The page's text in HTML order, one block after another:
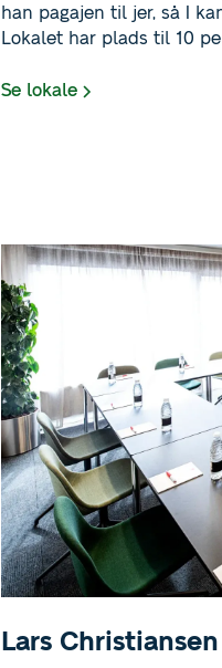
han pagajen til jer, så I
Lokalet har plads til 10
teammøder. Vi står klar
Se lokale
Lars Christiansen